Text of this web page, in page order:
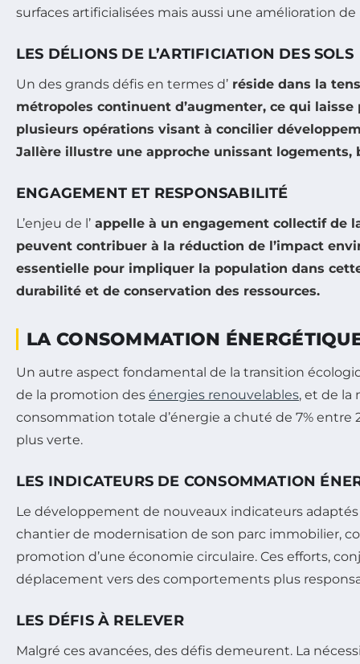
surfaces artificialisées mais aussi une amélioration
LES DÉLIONS DE L’ARTIFICIATION DES SOLS
Un des grands défis en termes d’ réside dans la
métropoles continuent d’augmenter, ce qui
plusieurs opérations visant à concilier
Jallère illustre une approche unissant
ENGAGEMENT ET RESPONSABILITÉ
L’enjeu de l’ appelle à un engagement collectif de
peuvent contribuer à la réduction de l’impact
essentielle pour impliquer la population dans
durabilité et de conservation des ressources.
LA CONSOMMATION
Un autre aspect fondamental de la transition
de la promotion des énergies renouvelables, et de la
consommation totale d’énergie a chuté de 7%
plus verte.
LES INDICATEURS DE CONSOMMATION
Le développement de nouveaux indicateurs
chantier de modernisation de son parc immobilier,
promotion d’une économie circulaire. Ces efforts,
déplacement vers des comportements plus
LES DÉFIS À RELEVER
Malgré ces avancées, des défis demeurent. La